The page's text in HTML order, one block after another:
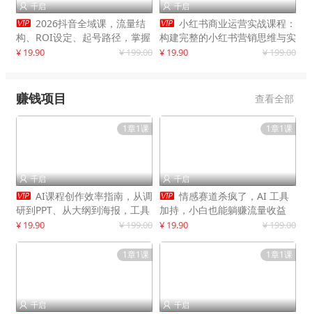
 千启
 2026抖音全域课，流量结
构、ROI设定、起号路径，掌握
平台新规下利润最大化
¥ 19.90 ¥ 199.00
 千启
 小红书商业运营实战课程：
构建完整的小红书营销思维与实
战能力，案例店铺月销破百万！
¥ 19.90 ¥ 199.00
赚钱项目 查看全部
1章1课
 千启
 AI课程创作效率指南，从调
研到PPT、从大纲到海报，工具
赋能，打造可持续变现产品线
¥ 19.90 ¥ 199.00
1章1课
 千启
 情感赛道杀疯了，AI 工具
加持，小白也能躺赚流量收益
¥ 19.90 ¥ 199.00
1章1课
 千启
1章1课
 千启